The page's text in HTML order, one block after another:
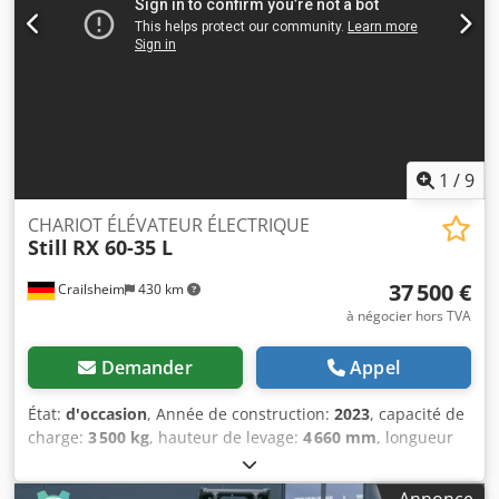
générales) Vous pouvez prendre rendez-vous sans
engagement pour une visite ou un essai. Veuillez nous
appeler au préalable, nous ne sommes pas toujours
1 /9
Crailsheim 430 km
CHARIOT ÉLÉVATEUR ÉLECTRIQUE
Still RX 60-35 L
37 500 €
à négocier hors TVA
Demander Appel
État: d'occasion, Année de construction: 2023, capacité de
charge: 3 500 kg, hauteur de levage: 4 660 mm, longueur
, longueur totale:
Fonctionnement du dispositif assis - Capacité de